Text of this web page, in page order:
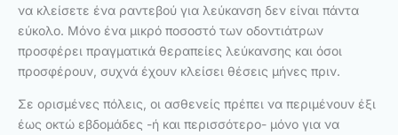
να κλείσετε ένα ραντεβού για λεύκανση δεν είναι πάντα
εύκολο. Μόνο ένα μικρό ποσοστό των οδοντιάτρων
προσφέρει πραγματικά θεραπείες λεύκανσης και όσοι
προσφέρουν, συχνά έχουν κλείσει θέσεις μήνες πριν.
Σε ορισμένες πόλεις, οι ασθενείς πρέπει να περιμένουν έξι
έως οκτώ εβδομάδες -ή και περισσότερο- μόνο για να